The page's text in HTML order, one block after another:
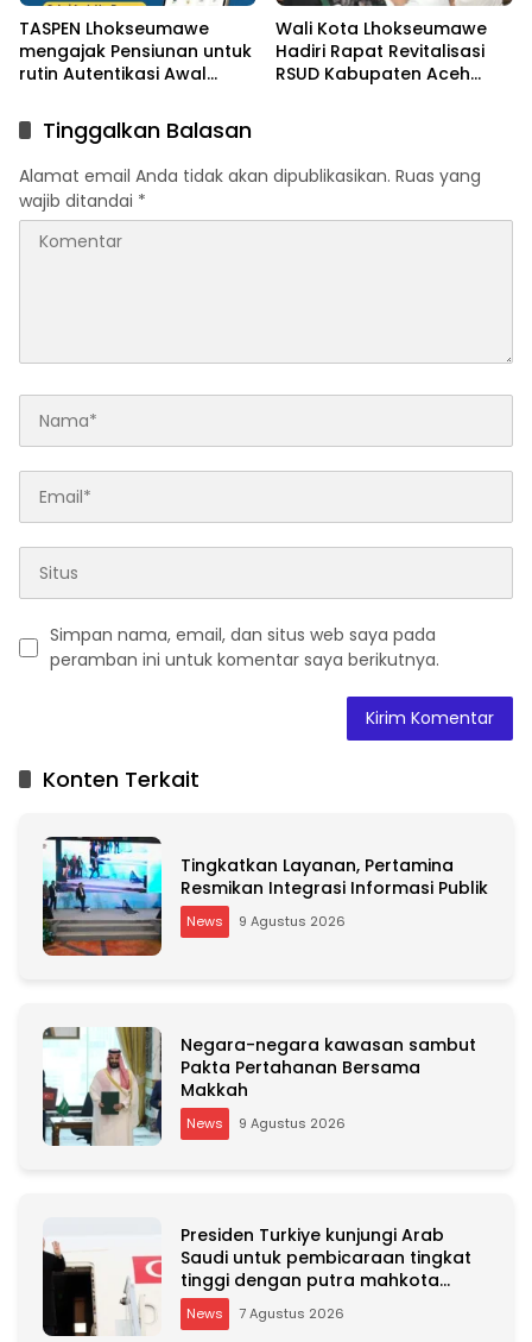
TASPEN Lhokseumawe
mengajak Pensiunan untuk
rutin Autentikasi Awal
Pensiun tetap Lancar
Wali Kota Lhokseumawe
Hadiri Rapat Revitalisasi
RSUD Kabupaten Aceh
Tinggalkan Balasan
Alamat email Anda tidak akan dipublikasikan. Ruas yang
wajib ditandai *
Simpan nama, email, dan situs web saya pada
peramban ini untuk komentar saya berikutnya.
e Konten Terkait
Tingkatkan Layanan, Pertamina
Resmikan Integrasi Informasi Publik
News 9 Agustus 2026
Negara-negara kawasan sambut
Pakta Pertahanan Bersama
Makkah
News 9 Agustus 2026
Presiden Turkiye kunjungi Arab
Saudi untuk pembicaraan tingkat
tinggi dengan putra mahkota
Saudi dan PM Pakistan
News 7 Agustus 2026